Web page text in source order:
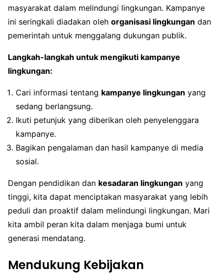
masyarakat dalam melindungi lingkungan. Kampanye
ini seringkali diadakan oleh organisasi lingkungan dan
pemerintah untuk menggalang dukungan publik.
Langkah-langkah untuk mengikuti kampanye
lingkungan:
Cari informasi tentang kampanye lingkungan yang
sedang berlangsung.
Ikuti petunjuk yang diberikan oleh penyelenggara
kampanye.
Bagikan pengalaman dan hasil kampanye di media
sosial.
Dengan pendidikan dan kesadaran lingkungan yang
tinggi, kita dapat menciptakan masyarakat yang lebih
peduli dan proaktif dalam melindungi lingkungan. Mari
kita ambil peran kita dalam menjaga bumi untuk
generasi mendatang.
Mendukung Kebijakan